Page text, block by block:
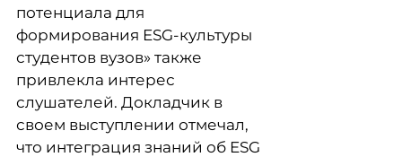
потенциала для
формирования ESG-культуры
студентов вузов» также
привлекла интерес
слушателей. Докладчик в
своем выступлении отмечал,
что интеграция знаний об ESG